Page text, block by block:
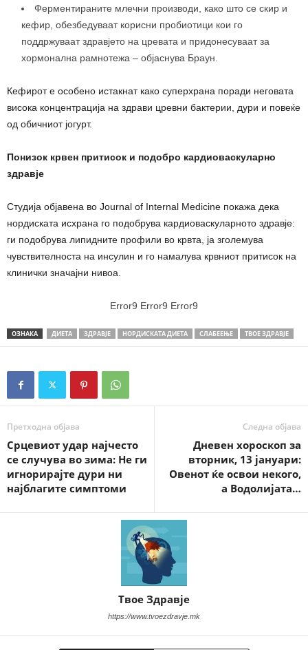
Ферментираните млечни производи, како што се скир и
кефир, обезбедуваат корисни пробиотици кои го
поддржуваат здравјето на цревата и придонесуваат за
хормонална рамнотежа – објаснува Браун.
Кефирот е особено истакнат како суперхрана поради неговата
висока концентрација на здрави цревни бактерии, дури и повеќе
од обичниот јогурт.
Понизок крвен притисок и подобро кардиоваскуларно
здравје
Студија објавена во Journal of Internal Medicine покажа дека
нордиската исхрана го подобрува кардиоваскуларното здравје:
ги подобрува липидните профили во крвта, ја зголемува
чувствителноста на инсулин и го намалува крвниот притисок на
клинички значајни нивоа.
Error9 Error9 Error9
ОЗНАКА ДИЕТА ЗДРАВЈЕ НОРДИСКАТА ДИЕТА СЛАБЕЕЊЕ ТВОЕ ЗДРАВЈЕ
Претходна објава
Срцевиот удар најчесто
се случува во зима: Не ги
игнорирајте дури ни
најблагите симптоми
Следна објава
Дневен хороскоп за
вторник, 13 јануари:
Овенот ќе освои некого,
а Водолијата…
Твое Здравје
https://www.tvoezdravje.mk